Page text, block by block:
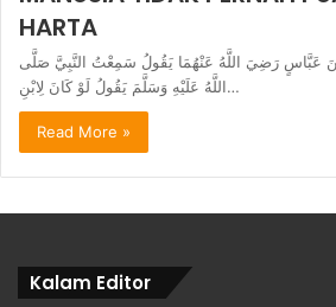
HARTA
عَبَّاسٍ رَضِيَ اللَّهُ عَنْهُمَا يَقُولُ سَمِعْتُ النَّبِيَّ صَلَّى
اللَّهُ عَلَيْهِ وَسَلَّمَ يَقُولُ لَوْ كَانَ لِابْنِ…
Read More »
Kalam Editor